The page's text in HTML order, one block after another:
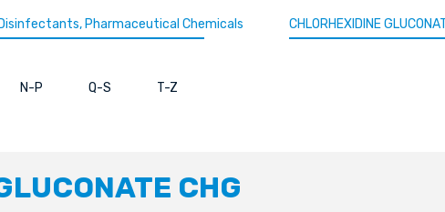
Pharmaceutical Chemicals CHLORHEXIDINE
N-P Q-S T-Z
CHG